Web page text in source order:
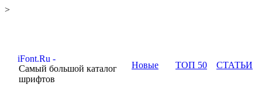
>
Самый большой каталог
шрифтов
Новые ТОП 50 СТАТЬИ